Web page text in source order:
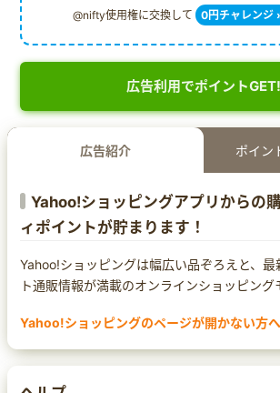
@nifty使用権に交換して 0円チャレンジ
広告利用でポイントGET!
広告紹介 ポイン
Yahoo!ショッピングアプリからの
ィポイントが貯まります！
Yahoo!ショッピングは幅広い品ぞろえと、最
ト通販情報が満載のオンラインショッピング
Yahoo!ショッピングのページが開かない方へ
る場合があります。
Yahoo!ショッピングのページが開かなかった